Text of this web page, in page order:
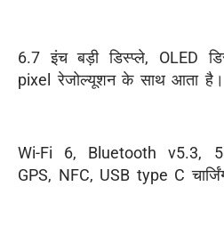
6.7 इंच बड़ी डिस्प्ले, OLED
pixel रेजोल्यूशन के साथ आता है।
Wi-Fi 6, Bluetooth v5.3,
GPS, NFC, USB type C चार्जिंग